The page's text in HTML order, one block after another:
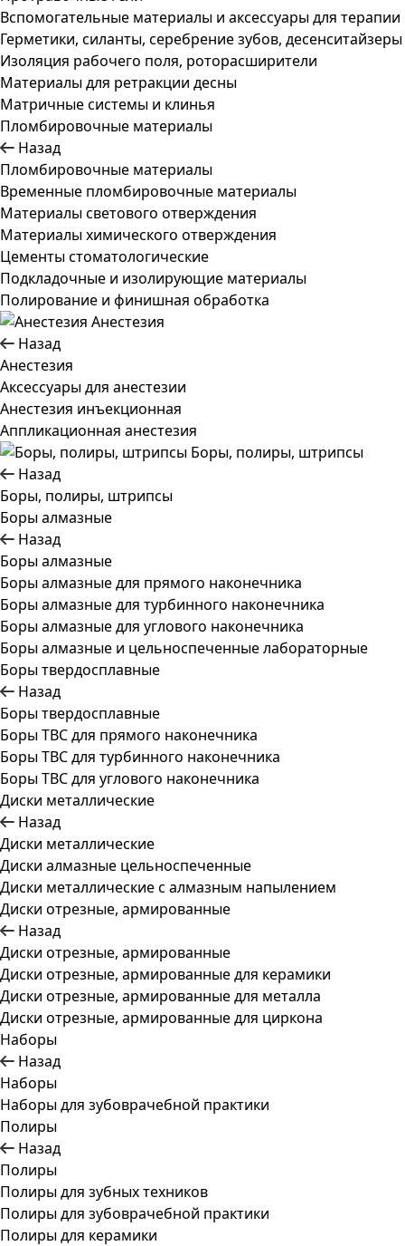
Вспомогательные материалы и аксессуары для терапии
Герметики, силанты, серебрение зубов, десенситайзеры
Изоляция рабочего поля, роторасширители
Материалы для ретракции десны
Матричные системы и клинья
Пломбировочные материалы
Назад
Пломбировочные материалы
Временные пломбировочные материалы
Материалы светового отверждения
Материалы химического отверждения
Цементы стоматологические
Подкладочные и изолирующие материалы
Полирование и финишная обработка
Анестезия
Назад
Анестезия
Аксессуары для анестезии
Анестезия инъекционная
Аппликационная анестезия
Боры, полиры, штрипсы
Назад
Боры, полиры, штрипсы
Боры алмазные
Назад
Боры алмазные
Боры алмазные для прямого наконечника
Боры алмазные для турбинного наконечника
Боры алмазные для углового наконечника
Боры алмазные и цельноспеченные лабораторные
Боры твердосплавные
Назад
Боры твердосплавные
Боры ТВС для прямого наконечника
Боры ТВС для турбинного наконечника
Боры ТВС для углового наконечника
Диски металлические
Назад
Диски металлические
Диски алмазные цельноспеченные
Диски металлические с алмазным напылением
Диски отрезные, армированные
Назад
Диски отрезные, армированные
Диски отрезные, армированные для керамики
Диски отрезные, армированные для металла
Диски отрезные, армированные для циркона
Наборы
Назад
Наборы
Наборы для зубоврачебной практики
Полиры
Назад
Полиры
Полиры для зубных техников
Полиры для зубоврачебной практики
Полиры для керамики